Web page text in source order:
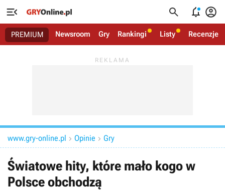
   
PREMIUM Newsroom Gry Rankingi Listy Recenzje
www.gry-online.pl  Opinie  Gry
Światowe hity, które mało kogo w
Polsce obchodzą